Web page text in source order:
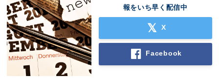
報をいち早く配信中
X
Facebook